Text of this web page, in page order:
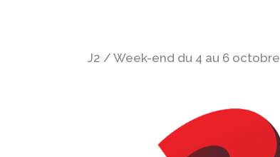
J2 / Week-end du 4 au 6 octobre